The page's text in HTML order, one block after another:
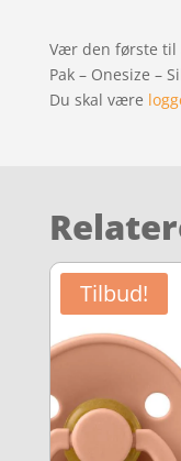
Vær den første til
Pak – Onesize –
Du skal være
Tilbud!